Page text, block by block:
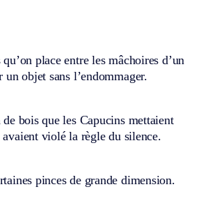
place entre les mâchoires d’un
un objet sans l’endommager.
bois que les Capucins mettaient
violé la règle du silence.
pinces de grande dimension.